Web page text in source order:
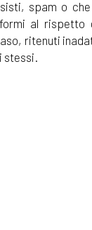
spam o
al rispetto
ritenuti
stessi.